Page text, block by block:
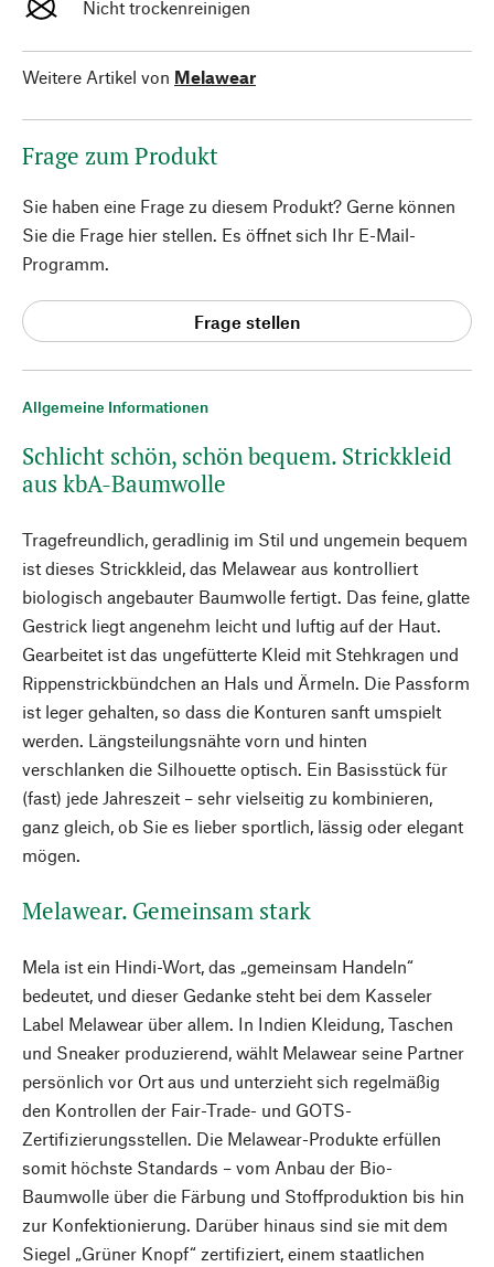
Allgemeine Informationen
Schlicht schön, schön bequem. Strickkleid
aus kbA-Baumwolle
Tragefreundlich, geradlinig im Stil und ungemein bequem
ist dieses Strickkleid, das Melawear aus kontrolliert
biologisch angebauter Baumwolle fertigt. Das feine, glatte
Gestrick liegt angenehm leicht und luftig auf der Haut.
Gearbeitet ist das ungefütterte Kleid mit Stehkragen und
Rippenstrickbündchen an Hals und Ärmeln. Die Passform
ist leger gehalten, so dass die Konturen sanft umspielt
werden. Längsteilungsnähte vorn und hinten
verschlanken die Silhouette optisch. Ein Basisstück für
(fast) jede Jahreszeit – sehr vielseitig zu kombinieren,
ganz gleich, ob Sie es lieber sportlich, lässig oder elegant
mögen.
Melawear. Gemeinsam stark
Mela ist ein Hindi-Wort, das „gemeinsam Handeln“
bedeutet, und dieser Gedanke steht bei dem Kasseler
Label Melawear über allem. In Indien Kleidung, Taschen
und Sneaker produzierend, wählt Melawear seine Partner
persönlich vor Ort aus und unterzieht sich regelmäßig
den Kontrollen der Fair-Trade- und GOTS-
Zertifizierungsstellen. Die Melawear-Produkte erfüllen
somit höchste Standards – vom Anbau der Bio-
Baumwolle über die Färbung und Stoffproduktion bis hin
zur Konfektionierung. Darüber hinaus sind sie mit dem
Siegel „Grüner Knopf“ zertifiziert, einem staatlichen
Nicht trockenreinigen
Weitere Artikel von Melawear
Frage zum Produkt
Sie haben eine Frage zu diesem Produkt? Gerne können
Sie die Frage hier stellen. Es öffnet sich Ihr E-Mail-
Programm.
Frage stellen